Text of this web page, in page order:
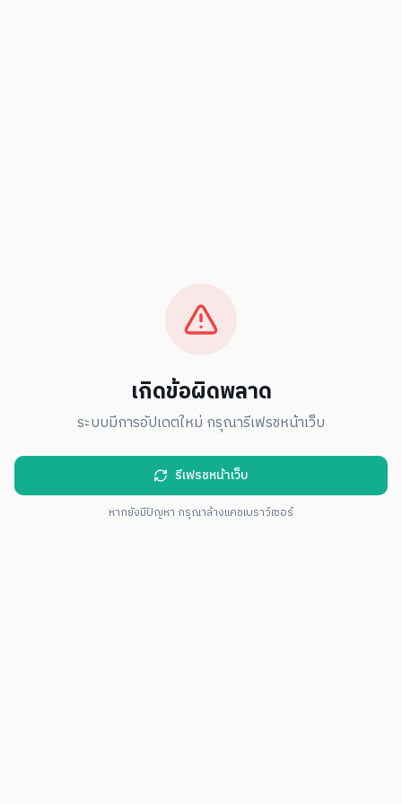
เกิดข้อผิดพลาด
ระบบมีการอัปเดตใหม่ กรุณารีเฟรชหน้าเว็บ
รีเฟรชหน้าเว็บ
หากยังมีปัญหา กรุณาล้างแคชเบราว์เซอร์